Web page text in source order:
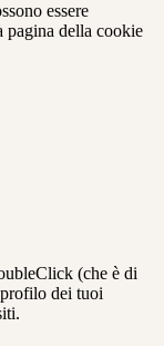
essere
pagina della cookie
(che è di
dei tuoi